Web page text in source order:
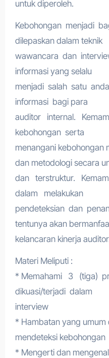
untuk diperoleh.
Kebohongan menjadi
dilepaskan dalam teknik
wawancara dan
informasi yang selalu
menjadi salah satu
informasi bagi para
auditor internal.
kebohongan serta
menangani kebohongan
dan metodologi secara
dan terstruktur.
dalam melakukan
pendeteksian dan
tentunya akan
kelancaran kinerja
Materi Meliputi :
* Memahami 3 (tiga)
dikuasi/terjadi dalam
interview
* Hambatan yang umum
mendeteksi kebohongan
* Mengerti dan